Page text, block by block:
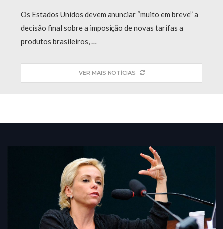
Os Estados Unidos devem anunciar “muito em breve” a
decisão final sobre a imposição de novas tarifas a
produtos brasileiros, …
VER MAIS NOTÍCIAS